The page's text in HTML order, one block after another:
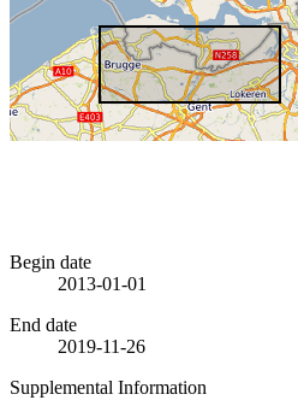
Begin date
2013-01-01
End date
2019-11-26
Supplemental Information